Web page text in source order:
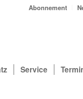
Abonnement
Service